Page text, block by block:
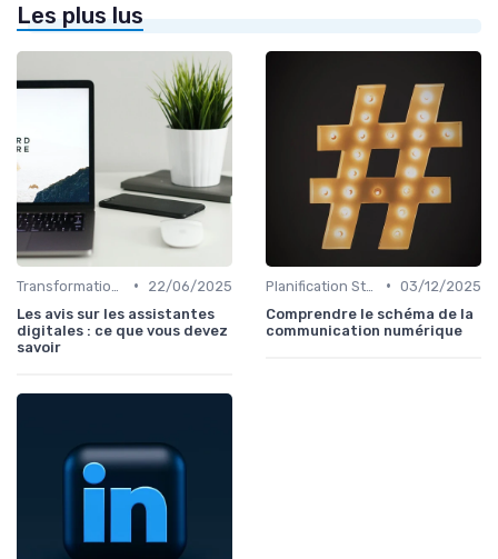
Les plus lus
•
22/06/2025
Les avis sur les assistantes
digitales : ce que vous devez
savoir
• 03/12/2025
Comprendre le schéma de la
communication numérique